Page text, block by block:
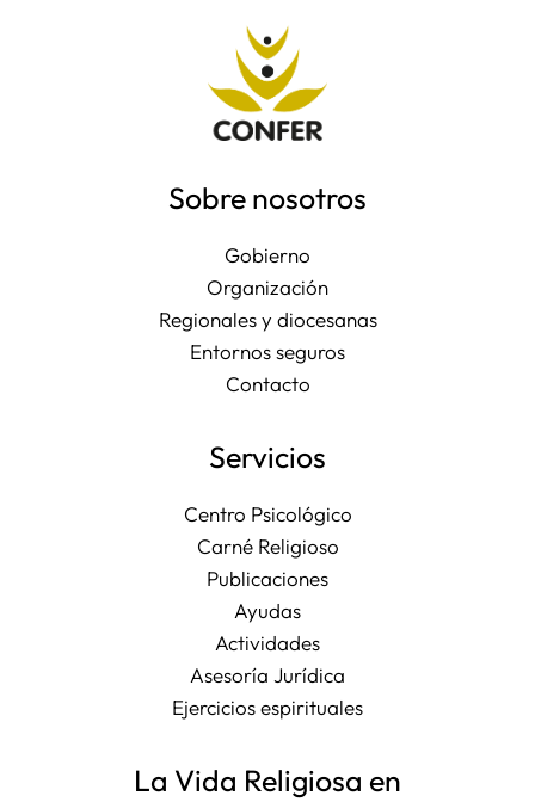
Sobre nosotros
Gobierno
Organización
Regionales y diocesanas
Entornos seguros
Contacto
Servicios
Centro Psicológico
Carné Religioso
Publicaciones
Ayudas
Actividades
Asesoría Jurídica
Ejercicios espirituales
La Vida Religiosa en